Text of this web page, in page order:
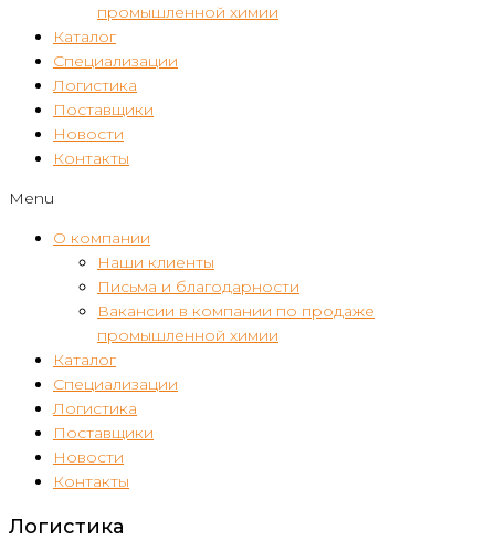
промышленной химии
Каталог
Специализации
Логистика
Поставщики
Новости
Контакты
Menu
О компании
Наши клиенты
Письма и благодарности
Вакансии в компании по продаже
промышленной химии
Каталог
Специализации
Логистика
Поставщики
Новости
Контакты
Логистика